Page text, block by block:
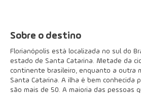
Sobre o destino
Florianópolis está localizada no sul do
estado de Santa Catarina. Metade da
continente brasileiro, enquanto a outra
Santa Catarina. A ilha é bem conhecida
são mais de 50. A maioria das pessoas